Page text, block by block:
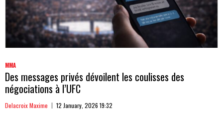
MMA
Des messages privés dévoilent les coulisses des
négociations à l’UFC
Delacroix Maxime 12 January, 2026 19:32